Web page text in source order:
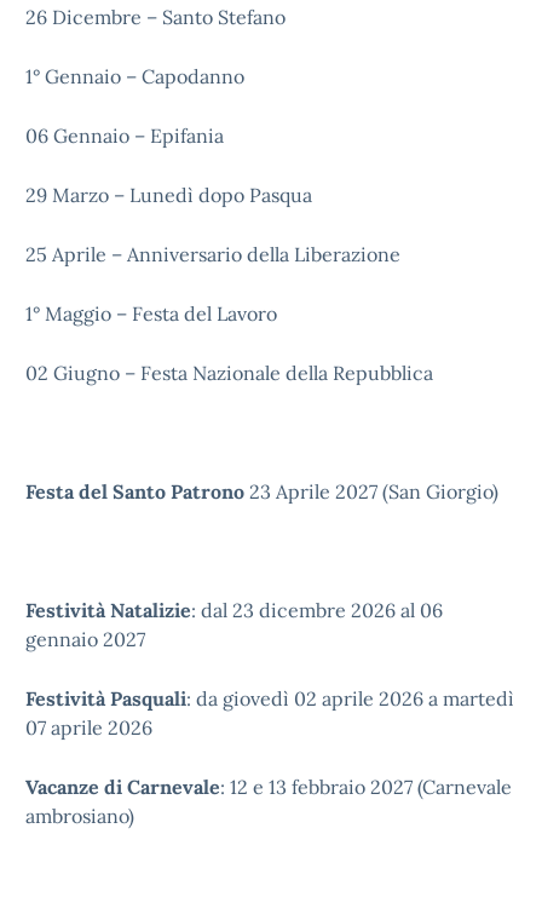
26 Dicembre – Santo Stefano
1° Gennaio – Capodanno
06 Gennaio – Epifania
29 Marzo – Lunedì dopo Pasqua
25 Aprile – Anniversario della Liberazione
1° Maggio – Festa del Lavoro
02 Giugno – Festa Nazionale della Repubblica
Festa del Santo Patrono 23 Aprile 2027 (San Giorgio)
Festività Natalizie: dal 23 dicembre 2026 al 06
gennaio 2027
Festività Pasquali: da giovedì 02 aprile 2026 a martedì
07 aprile 2026
Vacanze di Carnevale: 12 e 13 febbraio 2027 (Carnevale
ambrosiano)